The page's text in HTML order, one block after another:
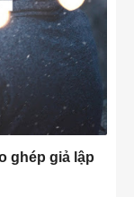
ghép giả lập